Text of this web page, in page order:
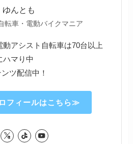
ゆんとも
転車・電動バイクマニア
動アシスト自転車は70台以上
ハマり中
ツ配信中！
フィールはこちら≫